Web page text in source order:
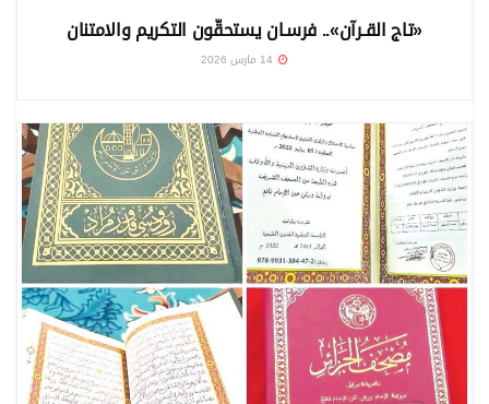
«تاج القـرآن».. فرسـان يستحقّون التكريم والامتنان